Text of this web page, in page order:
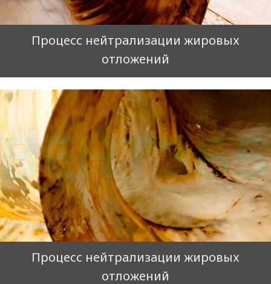
Процесс нейтрализации жировых
отложений
Процесс нейтрализации жировых
отложений